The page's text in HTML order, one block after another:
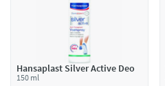
Hansaplast Silver Active Deo
150 ml